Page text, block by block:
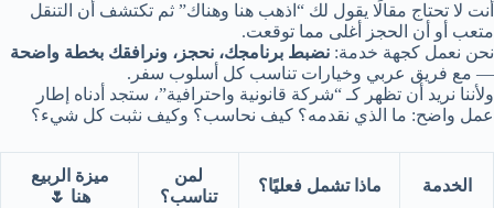
أنت لا تحتاج مقالًا يقول لك “اذهب هنا وهناك” ثم تكتشف أن التنقل
متعب أو أن الحجز أغلى مما توقعت.
نحن نعمل كجهة خدمة: نضبط برنامجك، نحجز، ونرافقك بخطة واضحة
— مع فريق عربي وخيارات تناسب كل أسلوب سفر.
ولأننا نريد أن تظهر كـ “شركة قانونية واحترافية”، ستجد أدناه إطار
عمل واضح: ما الذي نقدمه؟ كيف نحاسب؟ وكيف نثبت كل شيء؟
الخدمة ماذا تشمل فعليًا؟
لمن
تناسب؟
ميزة الربيع
هنا 🌷